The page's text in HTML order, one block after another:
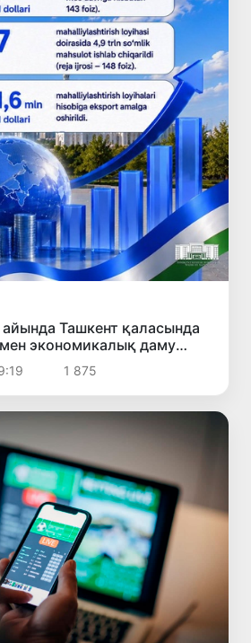
экономикалық даму
негізгі нәтижелер
1 875